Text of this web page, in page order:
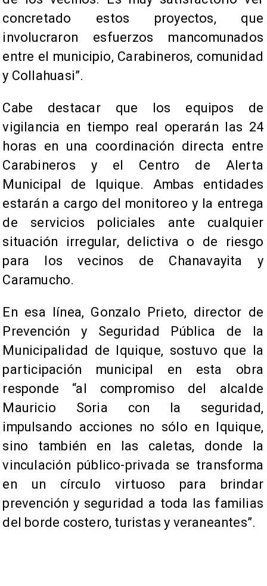
concretado estos proyectos, que
involucraron esfuerzos mancomunados
entre el municipio, Carabineros, comunidad
y Collahuasi”.
Cabe destacar que los equipos de
vigilancia en tiempo real operarán las 24
horas en una coordinación directa entre
Carabineros y el Centro de Alerta
Municipal de Iquique. Ambas entidades
estarán a cargo del monitoreo y la entrega
de servicios policiales ante cualquier
situación irregular, delictiva o de riesgo
para los vecinos de Chanavayita y
Caramucho.
En esa línea, Gonzalo Prieto, director de
Prevención y Seguridad Pública de la
Municipalidad de Iquique, sostuvo que la
participación municipal en esta obra
responde “al compromiso del alcalde
Mauricio Soria con la seguridad,
impulsando acciones no sólo en Iquique,
sino también en las caletas, donde la
vinculación público-privada se transforma
en un círculo virtuoso para brindar
prevención y seguridad a toda las familias
del borde costero, turistas y veraneantes”.